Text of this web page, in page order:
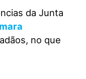
da Junta
no que